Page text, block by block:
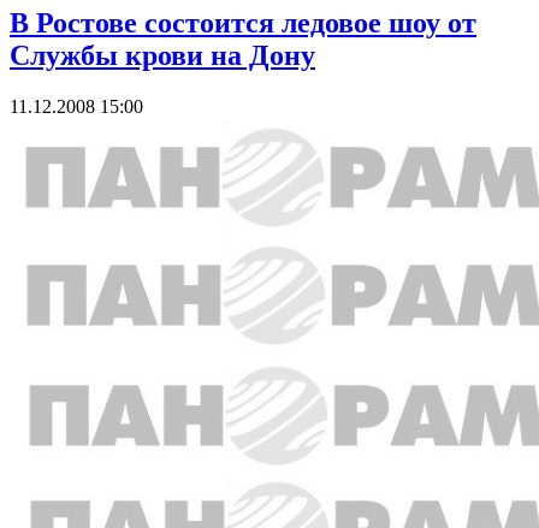
В Ростове состоится ледовое шоу от
Службы крови на Дону
11.12.2008 15:00